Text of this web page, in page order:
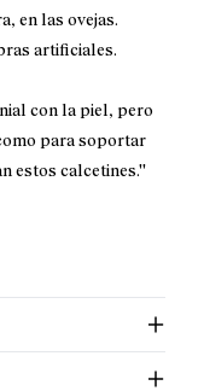
en las ovejas.
artificiales.
con la piel, pero
para soportar
estos calcetines.''